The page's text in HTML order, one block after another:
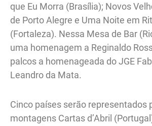
que Eu Morra (Brasília); Novos
de Porto Alegre e Uma Noite em
(Fortaleza). Nessa Mesa de Bar
uma homenagem a Reginaldo
palcos a homenageada do JGE
Leandro da Mata.
Cinco países serão representados
montagens Cartas d’Abril